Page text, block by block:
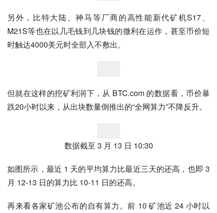
另外，比特大陆、神马等厂商的高性能新代矿机S17、
M21S等也在以几毛钱到几块钱的微利在运作，甚至币价短
时触达4000美元时全部入不敷出。
但就在这样的挖矿利润下，从 BTC.com 的数据看，币价暴
跌20小时以来，从出块数量倒推出的“全网算力”不降反升。
数据截至 3 月 13 日 10:30
如图所示，最近 1 天的平均算力比最近三天的还高，也即 3
月 12-13 日的算力比 10-11 日的还高。
再来看各家矿池公布的自有算力。前 10 矿池近 24 小时以